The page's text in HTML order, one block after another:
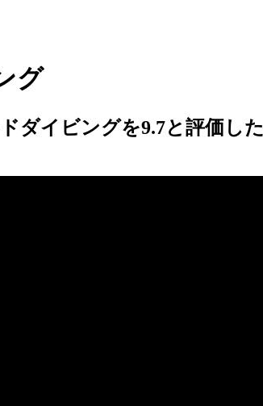
グ
ダイビングを9.7と評価した